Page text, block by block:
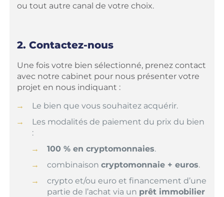
ou tout autre canal de votre choix.
2. Contactez-nous
Une fois votre bien sélectionné, prenez contact
avec notre cabinet pour nous présenter votre
projet en nous indiquant :
Le bien que vous souhaitez acquérir.
Les modalités de paiement du prix du bien
:
100 % en cryptomonnaies.
combinaison cryptomonnaie + euros.
crypto et/ou euro et financement d’une
partie de l’achat via un prêt immobilier